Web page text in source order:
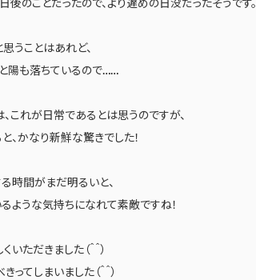
うことはあれど、
陽も落ちているので……
これが日常であるとは思うのですが、
、かなり新鮮な驚きでした！
時間がまだ明るいと、
ような気持ちになれて素敵ですね！
ただきました（＾＾）
てしまいました（＾＾）